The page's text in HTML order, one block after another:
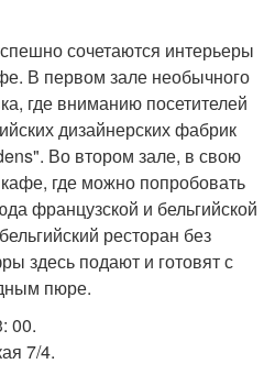
сочетаются интерьеры
В первом зале необычного
где вниманию посетителей
дизайнерских фабрик
Во втором зале, в свою
где можно попробовать
французской и бельгийской
ресторан без
здесь подают и готовят с
пюре.
00.
7/4.